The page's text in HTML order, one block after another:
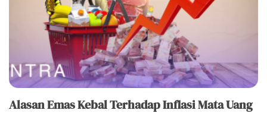
Alasan Emas Kebal Terhadap Inflasi Mata Uang